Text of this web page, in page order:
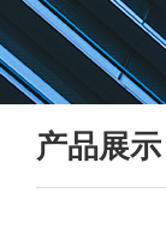
产品展示